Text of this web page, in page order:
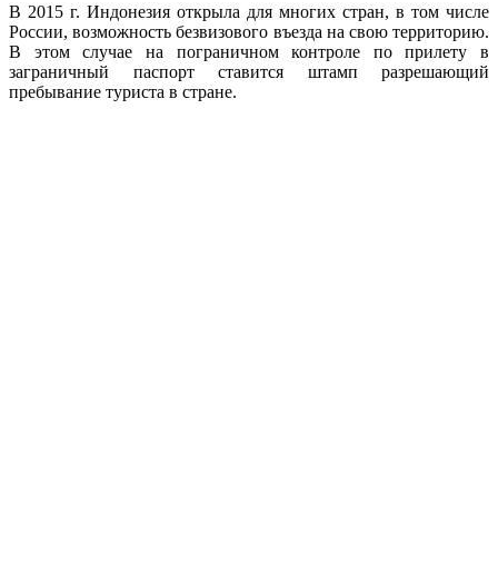
В 2015 г. Индонезия открыла для многих стран, в том числе
России, возможность безвизового въезда на свою территорию.
В этом случае на пограничном контроле по прилету в
заграничный паспорт ставится штамп разрешающий
пребывание туриста в стране.